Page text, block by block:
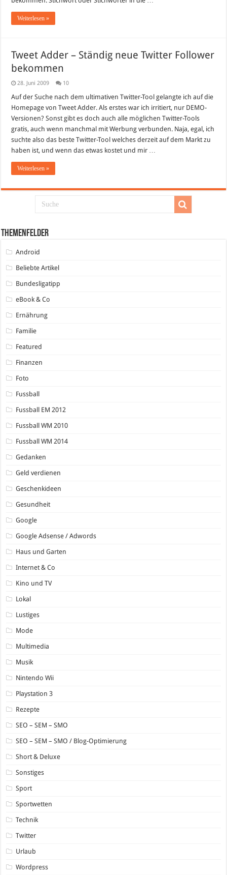
Weiterlesen »
Tweet Adder – Ständig neue Twitter Follower
bekommen
28. Juni 2009 10
Auf der Suche nach dem ultimativen Twitter-Tool gelangte ich auf die
Homepage von Tweet Adder. Als erstes war ich irritiert, nur DEMO-
Versionen? Sonst gibt es doch auch alle möglichen Twitter-Tools
gratis, auch wenn manchmal mit Werbung verbunden. Naja, egal, ich
suchte also das beste Twitter-Tool welches derzeit auf dem Markt zu
haben ist, und wenn das etwas kostet und mir …
Weiterlesen »
Themenfelder
Android
Beliebte Artikel
Bundesligatipp
eBook & Co
Ernährung
Familie
Featured
Finanzen
Foto
Fussball
Fussball EM 2012
Fussball WM 2010
Fussball WM 2014
Gedanken
Geld verdienen
Geschenkideen
Gesundheit
Google
Google Adsense / Adwords
Haus und Garten
Internet & Co
Kino und TV
Lokal
Lustiges
Mode
Multimedia
Musik
Nintendo Wii
Playstation 3
Rezepte
SEO – SEM – SMO
SEO – SEM – SMO / Blog-Optimierung
Short & Deluxe
Sonstiges
Sport
Sportwetten
Technik
Twitter
Urlaub
Wordpress